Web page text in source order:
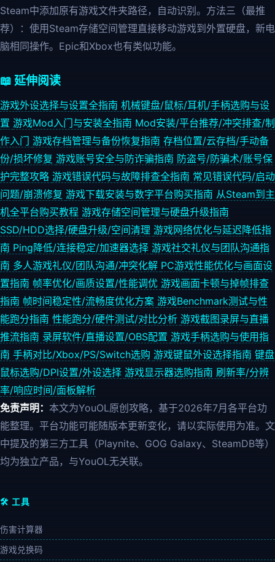
Steam中添加原有游戏文件夹路径，自动识别。方法三（最推
荐）：使用Steam存储空间管理直接移动游戏到外置硬盘，新电
脑相同操作。Epic和Xbox也有类似功能。
📖 延伸阅读
游戏外设选择与设置全指南 机械键盘/鼠标/耳机/手柄选购与设
置 游戏Mod入门与安装全指南 Mod安装/平台推荐/冲突排查/制
作入门 游戏存档管理与备份恢复指南 存档位置/云存档/手动备
份/损坏修复 游戏账号安全与防诈骗指南 防盗号/防骗术/账号保
护完整攻略 游戏错误代码与故障排查全指南 常见错误代码/启动
问题/崩溃修复 游戏下载安装与数字平台购买指南 从Steam到主
机全平台购买教程 游戏存储空间管理与硬盘升级指南
SSD/HDD选择/硬盘升级/空间清理 游戏网络优化与延迟降低指
南 Ping降低/连接稳定/加速器选择 游戏社交礼仪与团队沟通指
南 多人游戏礼仪/团队沟通/冲突化解 PC游戏性能优化与画面设
置指南 帧率优化/画质设置/性能调优 游戏画面卡顿与掉帧排查
指南 帧时间稳定性/流畅度优化方案 游戏Benchmark测试与性
能跑分指南 性能跑分/硬件测试/对比分析 游戏截图录屏与直播
推流指南 录屏软件/直播设置/OBS配置 游戏手柄选购与使用指
南 手柄对比/Xbox/PS/Switch选购 游戏键鼠外设选择指南 键盘
鼠标选购/DPI设置/外设选择 游戏显示器选购指南 刷新率/分辨
率/响应时间/面板解析
免责声明： 本文为YouOL原创攻略，基于2026年7月各平台功
能整理。平台功能可能随版本更新变化，请以实际使用为准。文
中提及的第三方工具（Playnite、GOG Galaxy、SteamDB等）
均为独立产品，与YouOL无关联。
🛠️ 工具
伤害计算器
游戏兑换码